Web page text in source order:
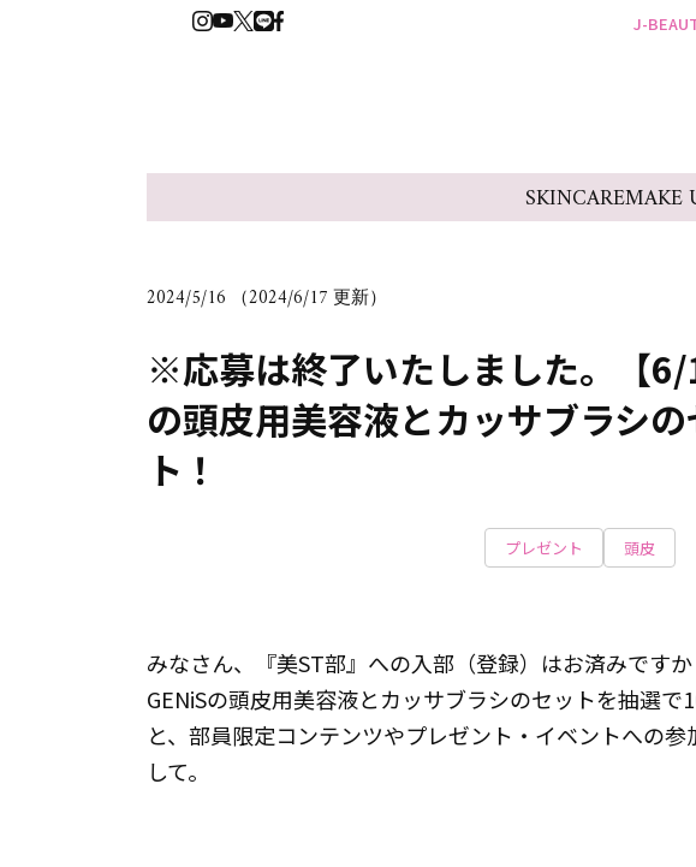
J-
SKINCAREMAKE
2024/5/16 （2024/6/17 更新）
※応募は終了いたしました。【
の頭皮用美容液とカッサブラシ
ト！
プレゼント 頭皮
みなさん、『美ST部』への入部（登録）はお済みですか
GENiSの頭皮用美容液とカッサブラシのセットを抽選で
と、部員限定コンテンツやプレゼント・イベントへの
して。